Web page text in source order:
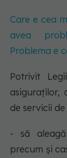
Care e cea
avea
Problema e
Potrivit
asiguraților,
de servicii
- să
precum şi